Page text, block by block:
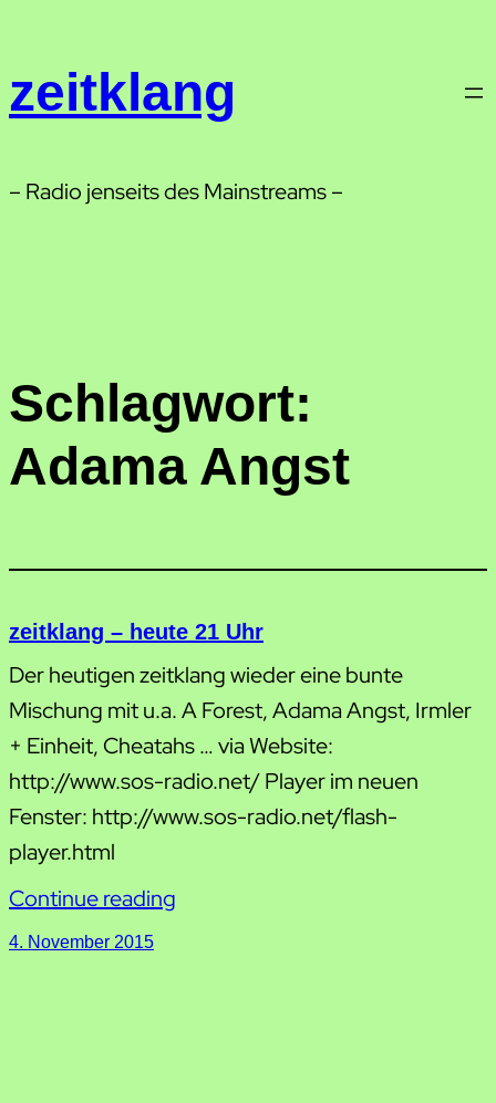
springen
zeitklang
– Radio jenseits des Mainstreams –
Schlagwort:
Adama Angst
zeitklang – heute 21 Uhr
Der heutigen zeitklang wieder eine bunte
Mischung mit u.a. A Forest, Adama Angst, Irmler
+ Einheit, Cheatahs … via Website:
http://www.sos-radio.net/ Player im neuen
Fenster: http://www.sos-radio.net/flash-
player.html
Continue reading
4. November 2015